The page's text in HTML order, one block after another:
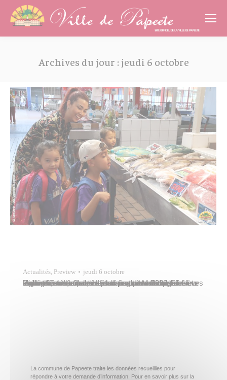
Archives du jour : jeudi 6 octobre
Actualités, Preview jeudi 6 octobre
Vaihere Tehei, directrice du marché municipal de Papeete, accueillait, ce jeudi 6 octobre 2022, 55 élèves de l’école maternelle Hitimahana de Mahina, leurs enseignantes et leurs accompagnateurs. Les enfants étaient fascinés par les étals couverts de fruits et légumes multicolores. Ils avaient pour consigne d’identifier et de nommer les produits affichés sur leur feuille de…
La commune de Papeete traite les données recueillies pour
répondre à votre demande d’information. Pour en savoir plus sur la
Cookies management panel